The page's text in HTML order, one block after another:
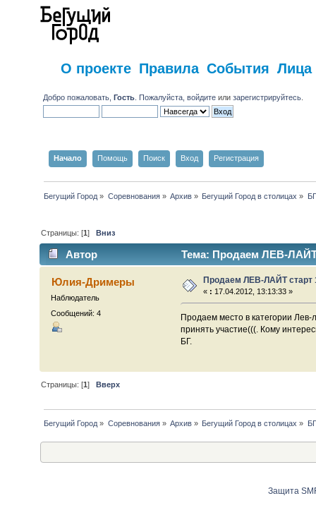
О проекте Правила События Лица
Добро пожаловать,Гость . Пожалуйста,войдите илизарегистрируйтесь
Начало Помощь Поиск Вход Регистрация
Бегущий Город » Соревнования» Архив » Бегущий Город в столицах »
Страницы: [1]Вниз
Автор Тема: Продаем ЛЕВ-ЛАЙТ
Юлия-Дримеры
Наблюдатель
Сообщений: 4
Продаем ЛЕВ-ЛАЙТ старт
« : 17.04.2012, 13:13:33 »
Продаем место в категории
принять участие(((. Кому
БГ.
Страницы: [1] Вверх
Бегущий Город » Соревнования» Архив » Бегущий Город в столицах »
Защита